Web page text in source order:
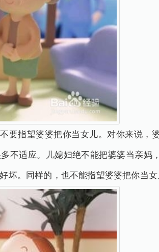
要指望婆婆把你当女儿。对你来说，
不适应。儿媳妇绝不能把婆婆当亲妈
坏。同样的，也不能指望婆婆把你当女